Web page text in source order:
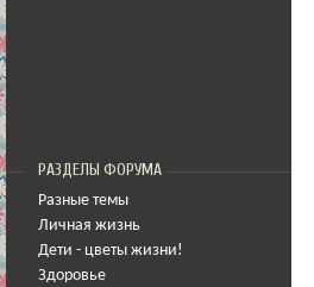
РАЗДЕЛЫ ФОРУМА
Разные темы
Личная жизнь
Дети - цветы жизни!
Здоровье